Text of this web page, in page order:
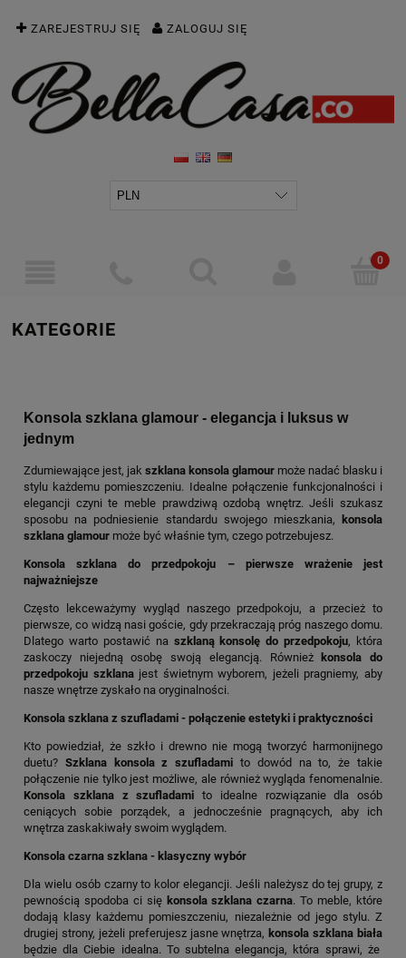
ZAREJESTRUJ SIĘ ZALOGUJ SIĘ
KATEGORIE
Konsola szklana glamour - elegancja i luksus w
jednym
Zdumiewające jest, jak szklana konsola glamour może nadać blasku i
stylu każdemu pomieszczeniu. Idealne połączenie funkcjonalności i
elegancji czyni te meble prawdziwą ozdobą wnętrz. Jeśli szukasz
sposobu na podniesienie standardu swojego mieszkania,
konsola
szklana glamour może być właśnie tym, czego potrzebujesz.
Konsola szklana do przedpokoju – pierwsze wrażenie jest
najważniejsze
Często lekceważymy wygląd naszego przedpokoju, a przecież to
pierwsze, co widzą nasi goście, gdy przekraczają próg naszego domu.
Dlatego warto postawić na szklaną konsolę do przedpokoju, która
zaskoczy niejedną osobę swoją elegancją. Również
konsola do
przedpokoju szklanajest świetnym wyborem, jeżeli pragniemy, aby
nasze wnętrze zyskało na oryginalności.
Konsola szklana z szufladami - połączenie estetyki i praktyczności
Kto powiedział, że szkło i drewno nie mogą tworzyć harmonijnego
duetu? Szklana konsola z szufladami to dowód na to, że takie
połączenie nie tylko jest możliwe, ale również wygląda fenomenalnie.
Konsola szklana z szufladami to idealne rozwiązanie dla osób
ceniących sobie porządek, a jednocześnie pragnących, aby ich
wnętrza zaskakiwały swoim wyglądem.
Konsola czarna szklana - klasyczny wybór
Dla wielu osób czarny to kolor elegancji. Jeśli należysz do tej grupy, z
pewnością spodoba ci się konsola szklana czarna. To meble, które
dodają klasy każdemu pomieszczeniu, niezależnie od jego stylu. Z
drugiej strony, jeżeli preferujesz jasne wnętrza, konsola szklana biała
będzie dla Ciebie idealna. To subtelna elegancja, która sprawi, że